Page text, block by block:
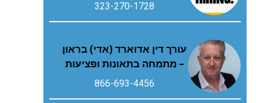
323-270-1728
עורך דין אדוארד (אדי) בראון
– מתמחה בתאונות ופציעות
866-693-4456